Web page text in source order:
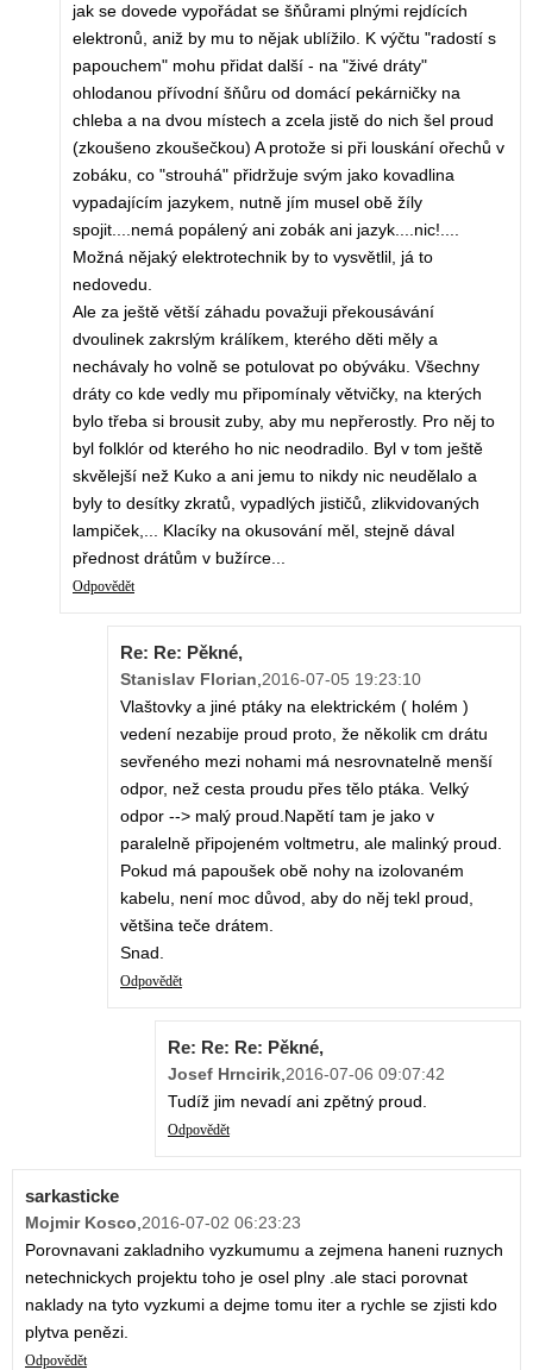
jak se dovede vypořádat se šňůrami plnými rejdících
elektronů, aniž by mu to nějak ublížilo. K výčtu "radostí s
papouchem" mohu přidat další - na "živé dráty"
ohlodanou přívodní šňůru od domácí pekárničky na
chleba a na dvou místech a zcela jistě do nich šel proud
(zkoušeno zkoušečkou) A protože si při louskání ořechů v
zobáku, co "strouhá" přidržuje svým jako kovadlina
vypadajícím jazykem, nutně jím musel obě žíly
spojit....nemá popálený ani zobák ani jazyk....nic!....
Možná nějaký elektrotechnik by to vysvětlil, já to
nedovedu.
Ale za ještě větší záhadu považuji překousávání
dvoulinek zakrslým králíkem, kterého děti měly a
nechávaly ho volně se potulovat po obýváku. Všechny
dráty co kde vedly mu připomínaly větvičky, na kterých
bylo třeba si brousit zuby, aby mu nepřerostly. Pro něj to
byl folklór od kterého ho nic neodradilo. Byl v tom ještě
skvělejší než Kuko a ani jemu to nikdy nic neudělalo a
byly to desítky zkratů, vypadlých jističů, zlikvidovaných
lampiček,... Klacíky na okusování měl, stejně dával
přednost drátům v bužírce...
Odpovědět
Re: Re: Pěkné,
Stanislav Florian,2016-07-05 19:23:10
Vlaštovky a jiné ptáky na elektrickém ( holém )
vedení nezabije proud proto, že několik cm drátu
sevřeného mezi nohami má nesrovnatelně menší
odpor, než cesta proudu přes tělo ptáka. Velký
odpor --> malý proud.Napětí tam je jako v
paralelně připojeném voltmetru, ale malinký proud.
Pokud má papoušek obě nohy na izolovaném
kabelu, není moc důvod, aby do něj tekl proud,
většina teče drátem.
Snad.
Odpovědět
Re: Re: Re: Pěkné,
Josef Hrncirik,2016-07-06 09:07:42
Tudíž jim nevadí ani zpětný proud.
Odpovědět
sarkasticke
Mojmir Kosco,2016-07-02 06:23:23
Porovnavani zakladniho vyzkumumu a zejmena haneni ruznych
netechnickych projektu toho je osel plny .ale staci porovnat
naklady na tyto vyzkumi a dejme tomu iter a rychle se zjisti kdo
plytva penězi.
Odpovědět